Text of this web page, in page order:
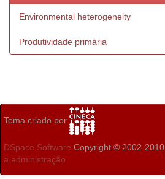
Environmental heterogeneity
Produtividade primária
Tema criado por
DSpace Software Copyright © 2002-2010
a administração